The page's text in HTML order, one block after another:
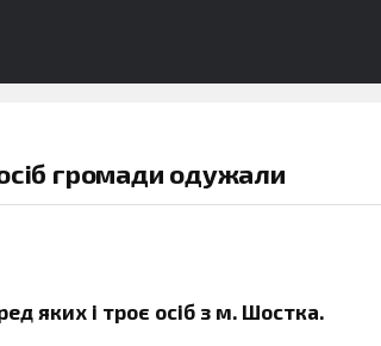
громади одужали
яких і троє осіб з м. Шостка.